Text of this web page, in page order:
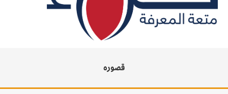
قصوره